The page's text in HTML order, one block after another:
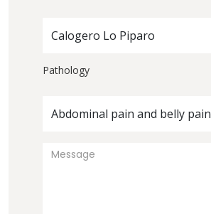
Calogero Lo Piparo
Pathology
Abdominal pain and belly pain